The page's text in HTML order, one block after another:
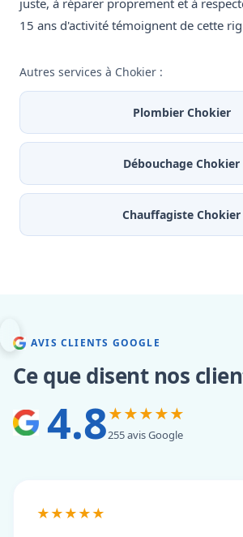
juste, à réparer proprement et à
15 ans d'activité témoignent de cette
Autres services à Chokier :
Plombier Chokier
Débouchage Chokier
Chauffagiste Chokier
AVIS CLIENTS GOOGLE
Ce que disent nos
4.8★★★★★
255 avis Google
★★★★★